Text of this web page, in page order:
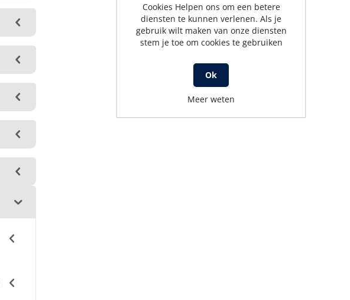
Cookies Helpen ons om een betere
diensten te kunnen verlenen. Als je
gebruik wilt maken van onze diensten
stem je toe om cookies te gebruiken
Ok
Meer weten